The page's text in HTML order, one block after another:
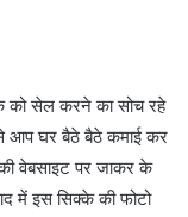
को सेल करने का सोच रहे
आप घर बैठे बैठे कमाई कर
वेबसाइट पर जाकर के
में इस सिक्के की फोटो